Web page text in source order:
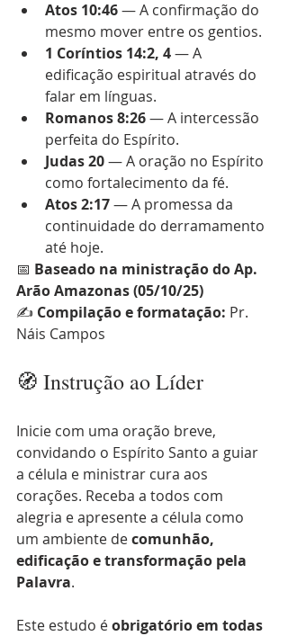
Atos 10:46 — A confirmação do
mesmo mover entre os gentios.
1 Coríntios 14:2, 4 — A
edificação espiritual através do
falar em línguas.
Romanos 8:26 — A intercessão
perfeita do Espírito.
Judas 20 — A oração no Espírito
como fortalecimento da fé.
Atos 2:17 — A promessa da
continuidade do derramamento
até hoje.
📅 Baseado na ministração do Ap.
Arão Amazonas (05/10/25)
✍️ Compilação e formatação: Pr.
Náis Campos
🧭 Instrução ao Líder
Inicie com uma oração breve,
convidando o Espírito Santo a guiar
a célula e ministrar cura aos
corações. Receba a todos com
alegria e apresente a célula como
um ambiente de comunhão,
edificação e transformação pela
Palavra.
Este estudo é obrigatório em todas